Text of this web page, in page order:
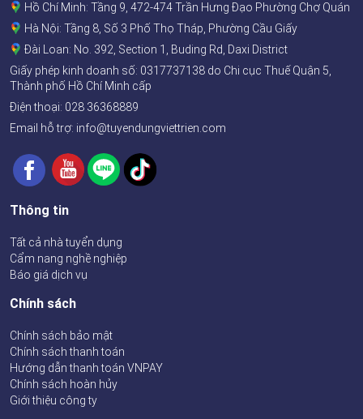
Hồ Chí Minh: Tầng 9, 472-474 Trần Hưng Đạo Phường Chợ Quán
Hà Nội: Tầng 8, Số 3 Phố Thọ Tháp, Phường Cầu Giấy
Đài Loan: No. 392, Section 1, Buding Rd, Daxi District
Giấy phép kinh doanh số: 0317737138 do Chi cục Thuế Quận 5,
Thành phố Hồ Chí Minh cấp
Điện thoại: 028 36368889
Email hỗ trợ: info@tuyendungviettrien.com
Thông tin
Tất cả nhà tuyển dụng
Cẩm nang nghề nghiệp
Báo giá dịch vụ
Chính sách
Chính sách bảo mật
Chính sách thanh toán
Hướng dẫn thanh toán VNPAY
Chính sách hoàn hủy
Giới thiệu công ty